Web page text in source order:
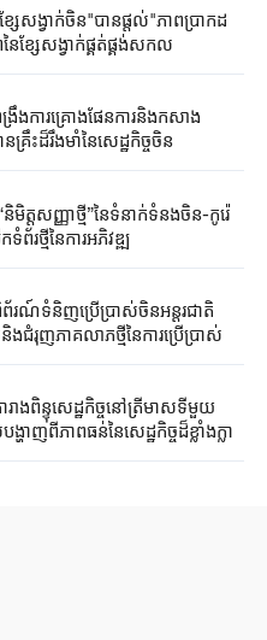
សង្វាក់ចិន"បានផ្តល់"ភាពប្រាកដ
នៃខ្សែសង្វាក់ផ្គត់ផ្គង់សកល
ង​ការ​គ្រោងផែន​ការ​និង​កសាង​​​
រឹះ​ដ៏រឹងមាំ​នៃសេដ្ឋកិច្ចចិន​
ត្តសញ្ញាថ្មី”នៃ​ទំនាក់ទំនង​ចិន-កូរ៉េ
រថ្មីនៃ​ការអភិវឌ្ឍ​
រណ៍​ទំនិញ​ប្រើប្រាស់​ចិនអន្តរជាតិ​
ងជំរុញ​ភាគលាភថ្មី​នៃការប្រើប្រាស់​
ាងពិន្ទុ​សេដ្ឋកិច្ច​នៅត្រីមាសទីមួយ​
ញពី​ភាពធន់​នៃសេដ្ឋកិច្ចដ៏ខ្លាំងក្លា​